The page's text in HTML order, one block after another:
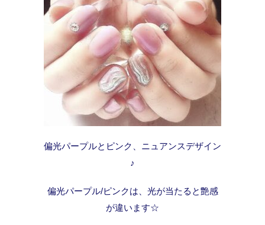
偏光パープルとピンク、ニュアンスデザイン
♪
偏光パープル/ピンクは、光が当たると艶感
が違います☆